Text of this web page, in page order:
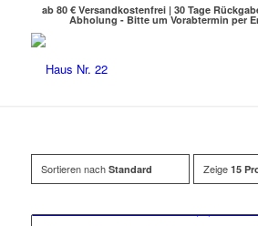
ab 80 € Versandkostenfrei | 30 Tage
Abholung - Bitte um Vorabtermin per
Sortieren nach Standard Zeige 15